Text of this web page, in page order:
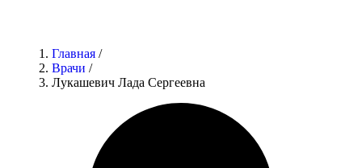
Главная /
Врачи /
Лукашевич Лада Сергеевна